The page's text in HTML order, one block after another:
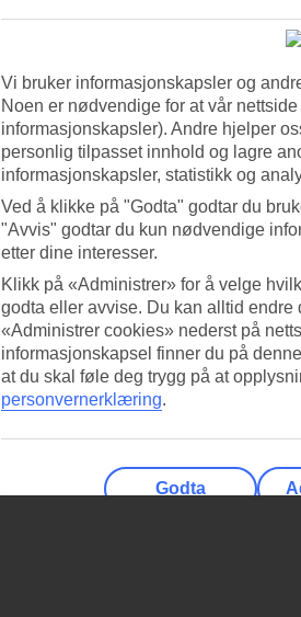
Vi bruker informasjonskapsler og
Noen er nødvendige for at vår
informasjonskapsler). Andre hjelper
personlig tilpasset innhold og lagre
informasjonskapsler, statistikk og
Ved å klikke på "Godta" godtar du
"Avvis" godtar du kun nødvendige
etter dine interesser.
Klikk på «Administrer» for å velge
godta eller avvise. Du kan alltid
«Administrer cookies» nederst på
informasjonskapsel finner du på
at du skal føle deg trygg på at
personvernerklæring.
Godta